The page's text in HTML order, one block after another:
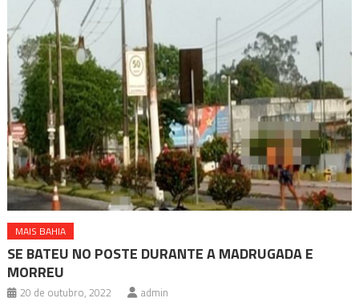
MAIS BAHIA
SE BATEU NO POSTE DURANTE A MADRUGADA E
MORREU
20 de outubro, 2022 admin